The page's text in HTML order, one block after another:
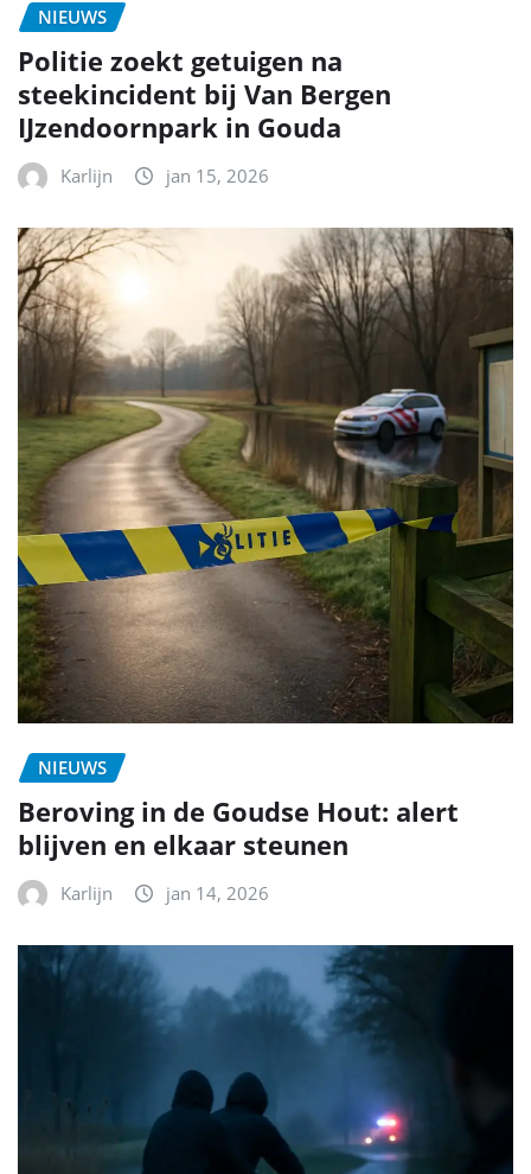
NIEUWS
Politie zoekt getuigen na
steekincident bij Van Bergen
IJzendoornpark in Gouda
Karlijn jan 15, 2026
NIEUWS
Beroving in de Goudse Hout: alert
blijven en elkaar steunen
Karlijn jan 14, 2026